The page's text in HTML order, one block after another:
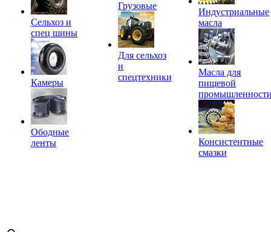
Сельхоз и
спец шины
Камеры
Ободные
ленты
Грузовые
Для сельхоз
и
спецтехники
Индустриальные
масла
Масла для
пищевой
Консистентные
смазки